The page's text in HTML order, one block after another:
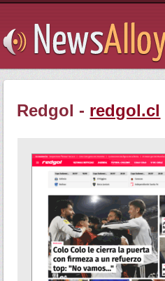
Redgol - redgol.cl